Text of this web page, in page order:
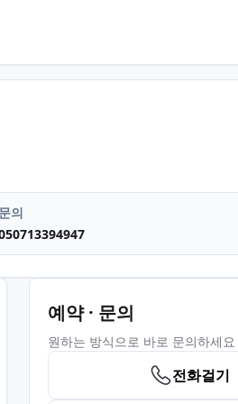
문의
예약 · 문의
원하는 방식으로 바로 문의하세요
전화걸기